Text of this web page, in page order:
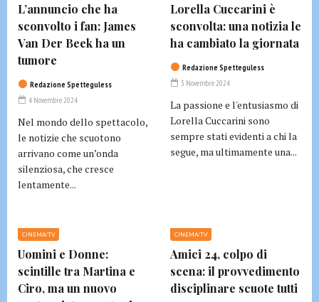
L’annuncio che ha
sconvolto i fan: James
Van Der Beek ha un
tumore
Redazione Spetteguless
4 Novembre 2024
Nel mondo dello spettacolo,
le notizie che scuotono
arrivano come un’onda
silenziosa, che cresce
lentamente...
Lorella Cuccarini è
sconvolta: una notizia le
ha cambiato la giornata
Redazione Spetteguless
3 Novembre 2024
La passione e l'entusiasmo di
Lorella Cuccarini sono
sempre stati evidenti a chi la
segue, ma ultimamente una...
CINEMA/TV
Uomini e Donne:
scintille tra Martina e
Ciro, ma un nuovo
CINEMA/TV
Amici 24, colpo di
scena: il provvedimento
disciplinare scuote tutti